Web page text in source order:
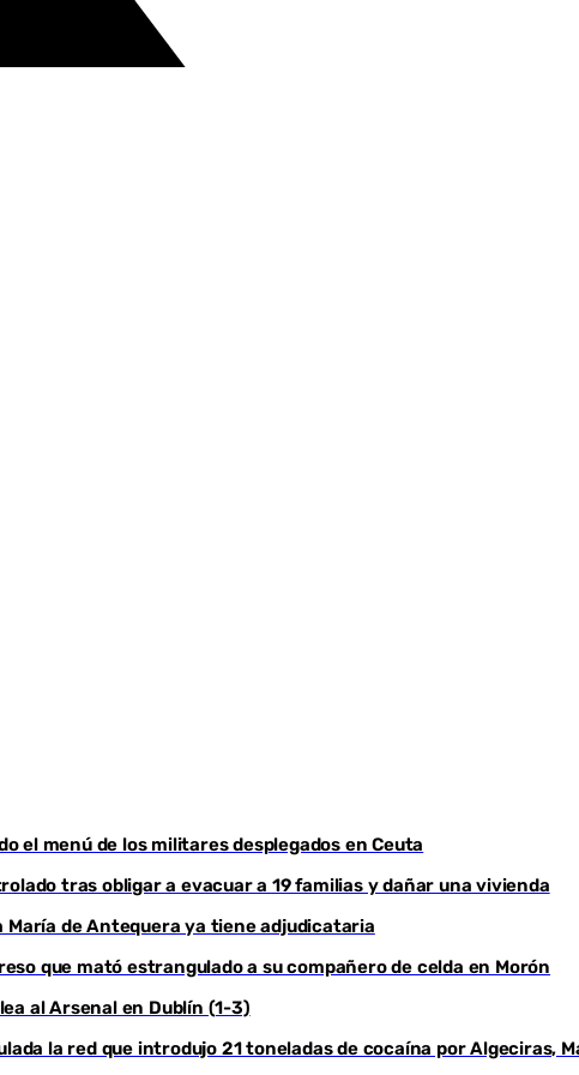
el menú de los militares desplegados en Ceuta
tras obligar a evacuar a 19 familias y dañar una vivienda
María de Antequera ya tiene adjudicataria
que mató estrangulado a su compañero de celda en Morón
al Arsenal en Dublín (1-3)
la red que introdujo 21 toneladas de cocaína por Algeciras,